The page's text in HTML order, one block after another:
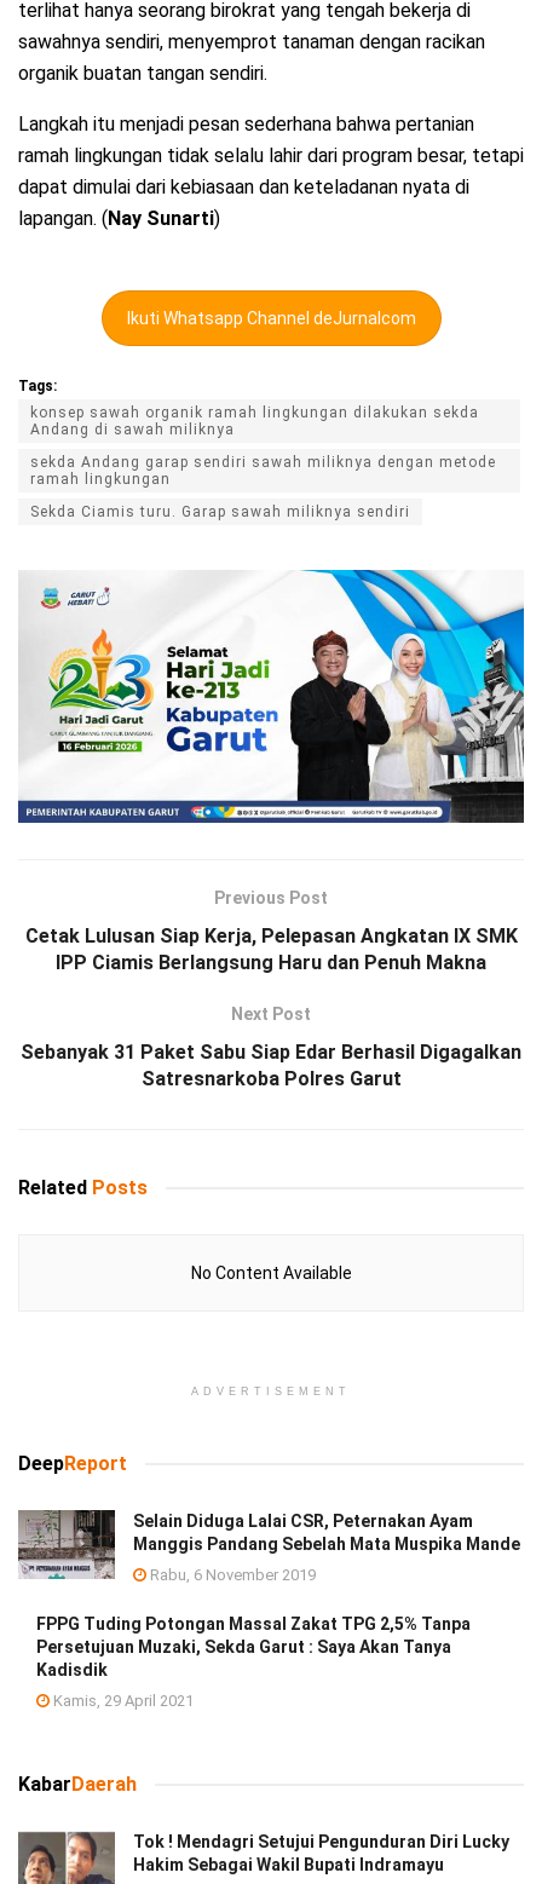
terlihat hanya seorang birokrat yang tengah bekerja di
sawahnya sendiri, menyemprot tanaman dengan racikan
organik buatan tangan sendiri.
Langkah itu menjadi pesan sederhana bahwa pertanian
ramah lingkungan tidak selalu lahir dari program besar, tetapi
dapat dimulai dari kebiasaan dan keteladanan nyata di
lapangan. (Nay Sunarti)
Ikuti Whatsapp Channel deJurnalcom
Tags:
konsep sawah organik ramah lingkungan dilakukan sekda
Andang di sawah miliknya
sekda Andang garap sendiri sawah miliknya dengan metode
ramah lingkungan
Sekda Ciamis turu. Garap sawah miliknya sendiri
Previous Post
Cetak Lulusan Siap Kerja, Pelepasan Angkatan IX SMK
IPP Ciamis Berlangsung Haru dan Penuh Makna
Next Post
Sebanyak 31 Paket Sabu Siap Edar Berhasil Digagalkan
Satresnarkoba Polres Garut
Related Posts
No Content Available
ADVERTISEMENT
DeepReport
Selain Diduga Lalai CSR, Peternakan Ayam
Manggis Pandang Sebelah Mata Muspika Mande
Rabu, 6 November 2019
FPPG Tuding Potongan Massal Zakat TPG 2,5% Tanpa
Persetujuan Muzaki, Sekda Garut : Saya Akan Tanya
Kadisdik
Kamis, 29 April 2021
KabarDaerah
Tok ! Mendagri Setujui Pengunduran Diri Lucky
Hakim Sebagai Wakil Bupati Indramayu